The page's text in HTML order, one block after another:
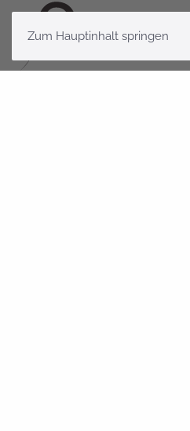
Zum Hauptinhalt springen